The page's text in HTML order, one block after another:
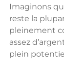
Imaginons
reste la
pleinement
assez
plein